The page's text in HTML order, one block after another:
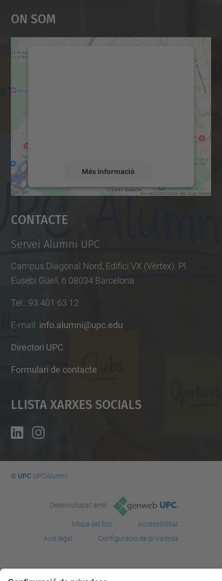
On Som
Més Informació
Accepta
powered by
Contacte
Servei Alumni UPC
Campus Diagonal Nord, Edifici VX (Vèrtex). Pl.
Eusebi Güell, 6 08034 Barcelona
Tel. : 93 401 63 12
E-mail : info.alumni@upc.edu
Directori UPC
Formulari de contacte
Llista Xarxes Socials
© UPCUPCAlumni.
Desenvolupat amb
Mapa del lloc
Accessibilitat
Avís legal
Configuració de privadesa